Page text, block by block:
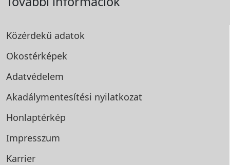
Közérdekű adatok
Okostérképek
Adatvédelem
Akadálymentesítési nyilatkozat
Honlaptérkép
Impresszum
Karrier